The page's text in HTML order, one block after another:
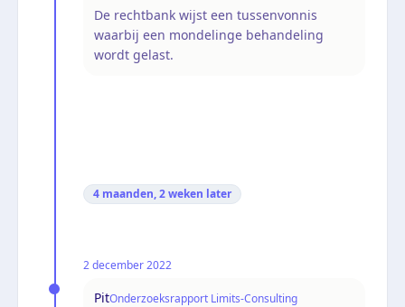
De rechtbank wijst een tussenvonnis
waarbij een mondelinge behandeling
wordt gelast.
4 maanden, 2 weken later
2 december 2022
PitOnderzoeksrapport Limits-Consulting